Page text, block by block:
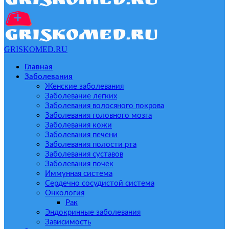
GRISKOMED.RU
Главная
Заболевания
Женские заболевания
Заболевание легких
Заболевания волосяного покрова
Заболевания головного мозга
Заболевания кожи
Заболевания печени
Заболевания полости рта
Заболевания суставов
Заболевания почек
Иммунная система
Сердечно сосудистой система
Онкология
Рак
Эндокринные заболевания
Зависимость